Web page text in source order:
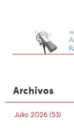
Archivos
Julio 2026 (53)